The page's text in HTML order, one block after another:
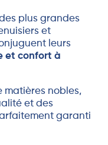
plus grandes
et
leurs
et confort à
matières nobles,
et des
garanti